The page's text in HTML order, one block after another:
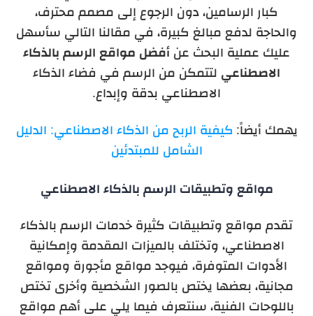
كبار الرسامين، دون الرجوع إلى مصمم محترف،
والحاجة لدفع مبالغ كبيرة، في مقالنا التالي سأسهل
عليك عملية البحث عن أفضل مواقع الرسم بالذكاء
الاصطناعي لتتمكن من الرسم في فضاء الذكاء
الاصطناعي بدقة وإبداع.
يهمك أيضاً: كيفية الربح من الذكاء الاصطناعي: الدليل
الشامل للمبتدئين
مواقع وتطبيقات الرسم بالذكاء الاصطناعي
تقدم مواقع وتطبيقات كثيرة خدمات الرسم بالذكاء
الاصطناعي، وتختلف بالميزات المقدمة وإمكانية
الأدوات المتوفرة، فيوجد مواقع مأجورة ومواقع
مجانية، بعضها يختص بالصور الشخصية وأخرى تختص
باللوحات الفنية، سنتعرف فيما يلي على أهم مواقع